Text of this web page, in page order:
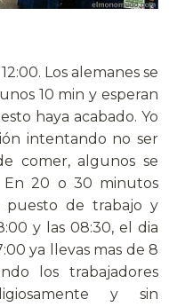
Los alemanes se
10 min y esperan
haya acabado. Yo
intentando no ser
comer, algunos se
20 o 30 minutos
puesto de trabajo y
y las 08:30, el dia
ya llevas mas de 8
los trabajadores
y sin